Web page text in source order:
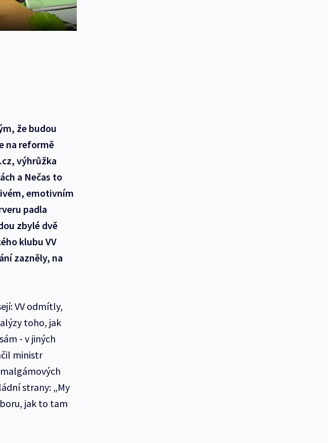
že budou
na reformě
výhrůžka
a Nečas to
emotivním
padla
zbylé dvě
klubu VV
zazněly, na
VV odmítly,
toho, jak
- v jiných
ministr
strany: „My
jak to tam